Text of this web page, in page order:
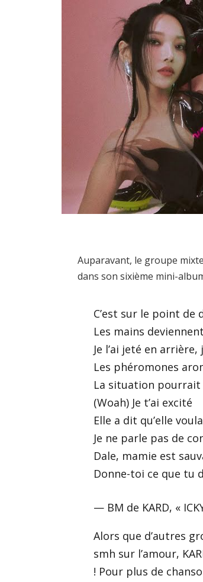
Auparavant, le groupe
dans son sixième mini-
C’est sur le point de
Les mains
Je l’ai jeté en
Les phéromones
La situation pourrait
(Woah) Je t’ai excité
Elle a dit qu’elle
Je ne parle pas de
Dale, mamie est
Donne-toi ce que tu
— BM de KARD, «
Alors que d’autres
smh sur l’amour,
! Pour plus de